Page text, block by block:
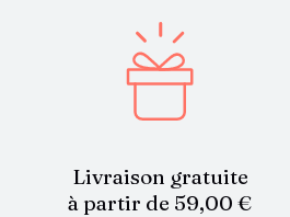
Livraison gratuite
à partir de 59,00 €